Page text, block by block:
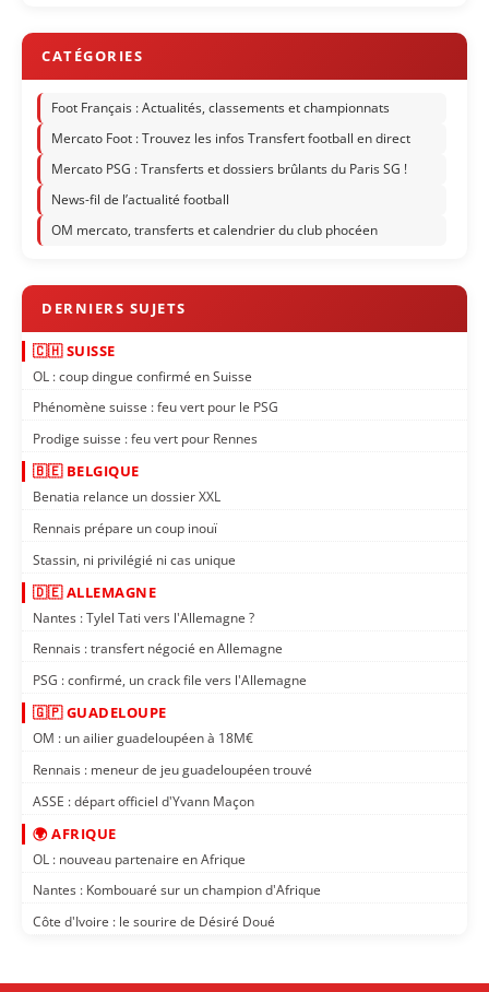
Foot Français : Actualités, classements et championnats
Mercato Foot : Trouvez les infos Transfert football en direct
Mercato PSG : Transferts et dossiers brûlants du Paris SG !
News-fil de l’actualité football
OM mercato, transferts et calendrier du club phocéen
🇨🇭 SUISSE
OL : coup dingue confirmé en Suisse
Phénomène suisse : feu vert pour le PSG
Prodige suisse : feu vert pour Rennes
🇧🇪 BELGIQUE
Benatia relance un dossier XXL
Rennais prépare un coup inouï
Stassin, ni privilégié ni cas unique
🇩🇪 ALLEMAGNE
Nantes : Tylel Tati vers l'Allemagne ?
Rennais : transfert négocié en Allemagne
PSG : confirmé, un crack file vers l'Allemagne
🇬🇵 GUADELOUPE
OM : un ailier guadeloupéen à 18M€
Rennais : meneur de jeu guadeloupéen trouvé
ASSE : départ officiel d'Yvann Maçon
🌍 AFRIQUE
OL : nouveau partenaire en Afrique
Nantes : Kombouaré sur un champion d'Afrique
Côte d'Ivoire : le sourire de Désiré Doué